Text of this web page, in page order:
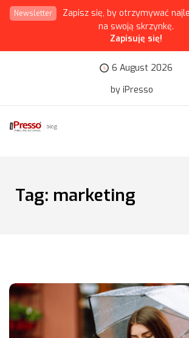
Newsletter
Zapisz się, by otrzymywać
na swoją skrzynkę.
Zapisuję się!
6 August 2026
by iPresso
Tag: marketing